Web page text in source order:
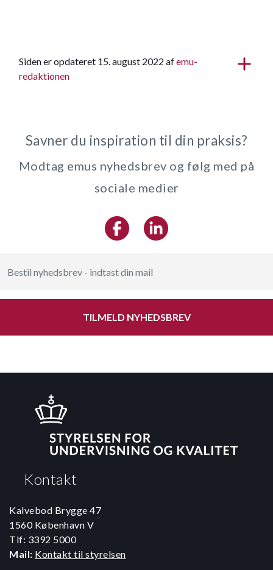
Siden er opdateret 15. august 2022 afemu-
redaktionen
Savner du inspiration til din praksis?
Modtag emus nyhedsbrev og følg med på
sociale medier
TILMELD NYHEDSBREV
Kontakt
Kalvebod Brygge 47
1560 København V
Tlf: 3392 5000
Mail: Kontakt til styrelsen